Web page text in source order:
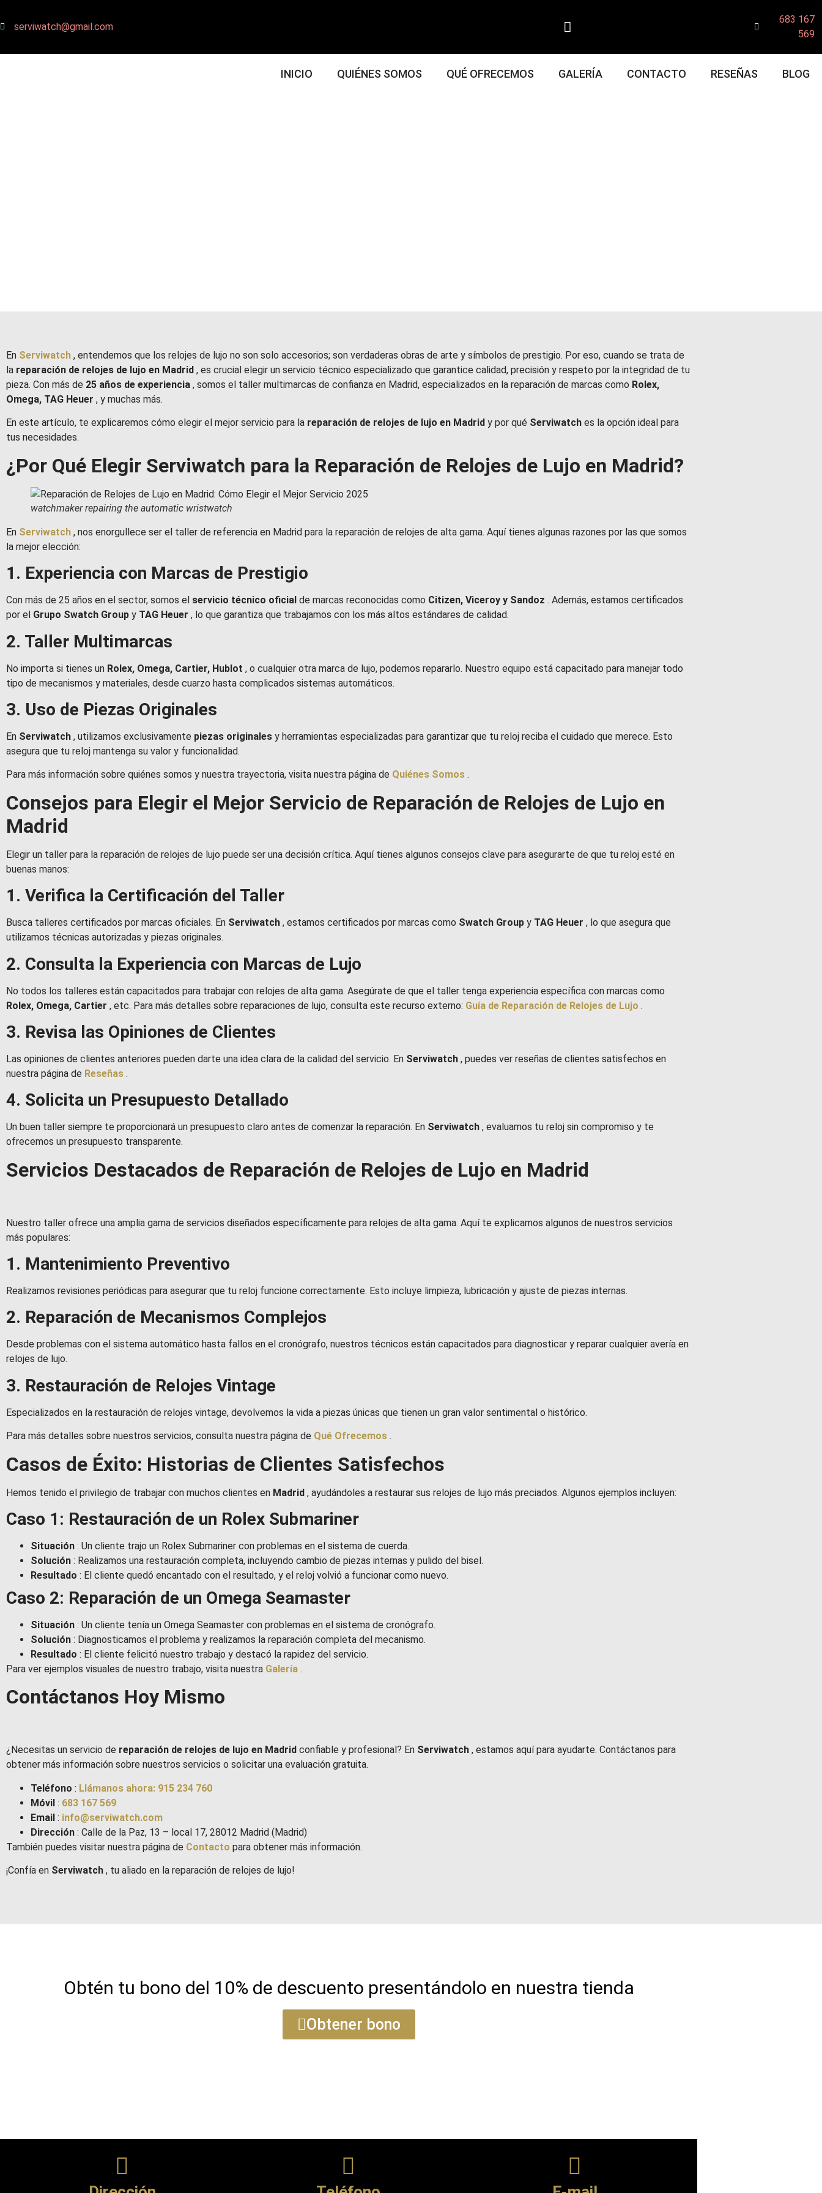
serviwatch@gmail.com
683 167
569
INICIO QUIÉNES SOMOS QUÉ OFRECEMOS GALERÍA CONTACTO RESEÑAS BLOG
En Serviwatch , entendemos que los relojes de lujo no son solo accesorios; son verdaderas obras de arte y símbolos de prestigio. Por eso, cuando se trata de
la reparación de relojes de lujo en Madrid , es crucial elegir un servicio técnico especializado que garantice calidad, precisión y respeto por la integridad de tu
pieza. Con más de 25 años de experiencia , somos el taller multimarcas de confianza en Madrid, especializados en la reparación de marcas como Rolex,
Omega, TAG Heuer , y muchas más.
En este artículo, te explicaremos cómo elegir el mejor servicio para la reparación de relojes de lujo en Madrid y por qué Serviwatch es la opción ideal para
tus necesidades.
¿Por Qué Elegir Serviwatch para la Reparación de Relojes de Lujo en Madrid?
watchmaker repairing the automatic wristwatch
En Serviwatch , nos enorgullece ser el taller de referencia en Madrid para la reparación de relojes de alta gama. Aquí tienes algunas razones por las que somos
la mejor elección:
1. Experiencia con Marcas de Prestigio
Con más de 25 años en el sector, somos el servicio técnico oficial de marcas reconocidas como Citizen, Viceroy y Sandoz . Además, estamos certificados
por el Grupo Swatch Group y TAG Heuer , lo que garantiza que trabajamos con los más altos estándares de calidad.
2. Taller Multimarcas
No importa si tienes un Rolex, Omega, Cartier, Hublot , o cualquier otra marca de lujo, podemos repararlo. Nuestro equipo está capacitado para manejar todo
tipo de mecanismos y materiales, desde cuarzo hasta complicados sistemas automáticos.
3. Uso de Piezas Originales
En Serviwatch , utilizamos exclusivamente piezas originales y herramientas especializadas para garantizar que tu reloj reciba el cuidado que merece. Esto
asegura que tu reloj mantenga su valor y funcionalidad.
Para más información sobre quiénes somos y nuestra trayectoria, visita nuestra página de Quiénes Somos .
Consejos para Elegir el Mejor Servicio de Reparación de Relojes de Lujo en
Madrid
Elegir un taller para la reparación de relojes de lujo puede ser una decisión crítica. Aquí tienes algunos consejos clave para asegurarte de que tu reloj esté en
buenas manos:
1. Verifica la Certificación del Taller
Busca talleres certificados por marcas oficiales. En Serviwatch , estamos certificados por marcas como Swatch Group y TAG Heuer , lo que asegura que
utilizamos técnicas autorizadas y piezas originales.
2. Consulta la Experiencia con Marcas de Lujo
No todos los talleres están capacitados para trabajar con relojes de alta gama. Asegúrate de que el taller tenga experiencia específica con marcas como
Rolex, Omega, Cartier , etc. Para más detalles sobre reparaciones de lujo, consulta este recurso externo: Guía de Reparación de Relojes de Lujo .
3. Revisa las Opiniones de Clientes
Las opiniones de clientes anteriores pueden darte una idea clara de la calidad del servicio. En Serviwatch , puedes ver reseñas de clientes satisfechos en
nuestra página de Reseñas .
4. Solicita un Presupuesto Detallado
Un buen taller siempre te proporcionará un presupuesto claro antes de comenzar la reparación. En Serviwatch , evaluamos tu reloj sin compromiso y te
ofrecemos un presupuesto transparente.
Servicios Destacados de Reparación de Relojes de Lujo en Madrid
Nuestro taller ofrece una amplia gama de servicios diseñados específicamente para relojes de alta gama. Aquí te explicamos algunos de nuestros servicios
más populares:
1. Mantenimiento Preventivo
Realizamos revisiones periódicas para asegurar que tu reloj funcione correctamente. Esto incluye limpieza, lubricación y ajuste de piezas internas.
2. Reparación de Mecanismos Complejos
Desde problemas con el sistema automático hasta fallos en el cronógrafo, nuestros técnicos están capacitados para diagnosticar y reparar cualquier avería en
relojes de lujo.
3. Restauración de Relojes Vintage
Especializados en la restauración de relojes vintage, devolvemos la vida a piezas únicas que tienen un gran valor sentimental o histórico.
Para más detalles sobre nuestros servicios, consulta nuestra página de Qué Ofrecemos .
Casos de Éxito: Historias de Clientes Satisfechos
Hemos tenido el privilegio de trabajar con muchos clientes en Madrid , ayudándoles a restaurar sus relojes de lujo más preciados. Algunos ejemplos incluyen:
Caso 1: Restauración de un Rolex Submariner
Situación : Un cliente trajo un Rolex Submariner con problemas en el sistema de cuerda.
Solución : Realizamos una restauración completa, incluyendo cambio de piezas internas y pulido del bisel.
Resultado : El cliente quedó encantado con el resultado, y el reloj volvió a funcionar como nuevo.
Caso 2: Reparación de un Omega Seamaster
Situación : Un cliente tenía un Omega Seamaster con problemas en el sistema de cronógrafo.
Solución : Diagnosticamos el problema y realizamos la reparación completa del mecanismo.
Resultado : El cliente felicitó nuestro trabajo y destacó la rapidez del servicio.
Para ver ejemplos visuales de nuestro trabajo, visita nuestra Galería .
Contáctanos Hoy Mismo
¿Necesitas un servicio de reparación de relojes de lujo en Madrid confiable y profesional? En Serviwatch , estamos aquí para ayudarte. Contáctanos para
obtener más información sobre nuestros servicios o solicitar una evaluación gratuita.
Teléfono : Llámanos ahora: 915 234 760
Móvil : 683 167 569
Email : info@serviwatch.com
Dirección : Calle de la Paz, 13 – local 17, 28012 Madrid (Madrid)
También puedes visitar nuestra página de Contacto para obtener más información.
¡Confía en Serviwatch , tu aliado en la reparación de relojes de lujo!
Obtén tu bono del 10% de descuento presentándolo en nuestra tienda
Obtener bono